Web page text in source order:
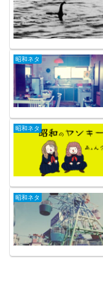
昭和ネタ
昭和ネタ
昭和ネタ